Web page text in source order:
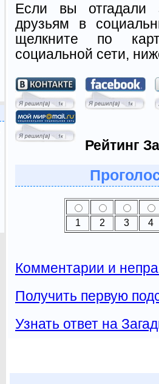
Если вы отгадали
друзьям в
щелкните по
социальной сети,
Рейтинг
1 2 3 4
Комментарии и
Получить первую
Узнать ответ на